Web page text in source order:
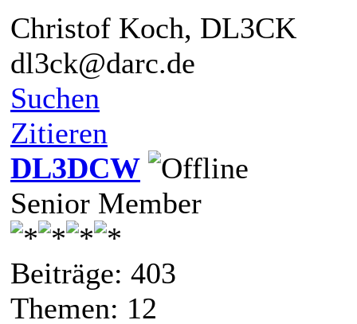
Christof Koch, DL3CK
dl3ck@darc.de
Suchen
Zitieren
DL3DCW
Senior Member
Beiträge: 403
Themen: 12